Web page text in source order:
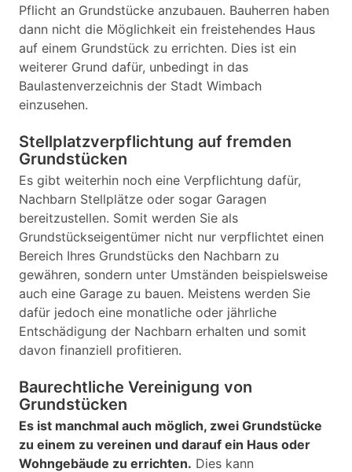
Pflicht an Grundstücke anzubauen. Bauherren haben
dann nicht die Möglichkeit ein freistehendes Haus
auf einem Grundstück zu errichten. Dies ist ein
weiterer Grund dafür, unbedingt in das
Baulastenverzeichnis der Stadt Wimbach
einzusehen.
Stellplatzverpflichtung auf fremden
Grundstücken
Es gibt weiterhin noch eine Verpflichtung dafür,
Nachbarn Stellplätze oder sogar Garagen
bereitzustellen. Somit werden Sie als
Grundstückseigentümer nicht nur verpflichtet einen
Bereich Ihres Grundstücks den Nachbarn zu
gewähren, sondern unter Umständen beispielsweise
auch eine Garage zu bauen. Meistens werden Sie
dafür jedoch eine monatliche oder jährliche
Entschädigung der Nachbarn erhalten und somit
davon finanziell profitieren.
Baurechtliche Vereinigung von
Grundstücken
Es ist manchmal auch möglich, zwei Grundstücke
zu einem zu vereinen und darauf ein Haus oder
Wohngebäude zu errichten. Dies kann